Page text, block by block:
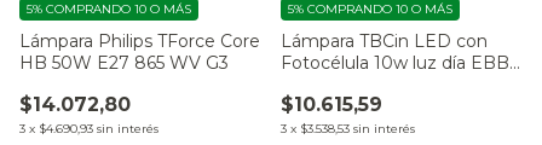
Lámpara Philips TForce Core
HB 50W E27 865 WV G3
$14.072,80
3 x $4.690,93 sin interés
5% COMPRANDO 10 O MÁS
Lámpara TBCin LED con
Fotocélula 10w luz día EBB-
$10.615,59
3 x $3.538,53 sin interés
5% COMPRANDO 10 O MÁS